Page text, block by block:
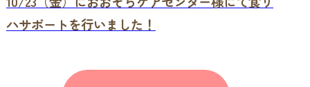
ハサポートを行いました！